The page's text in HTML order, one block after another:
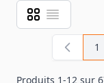
Afficher en
GrilleListe
Produits 1-12 sur
1